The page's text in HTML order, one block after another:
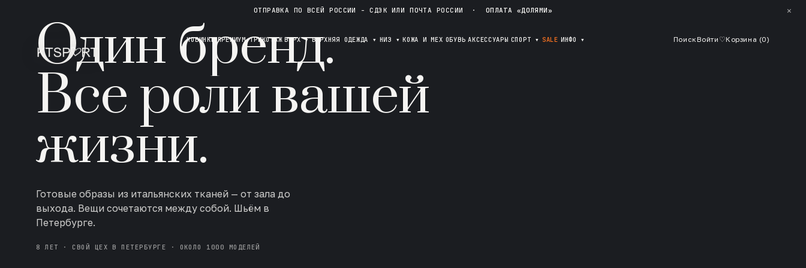
ОТПРАВКА ПО ВСЕЙ РОССИИ - СДЭК ИЛИ ПОЧТА РОССИИ · ОПЛАТА «ДОЛЯМИ» ✕
НОВИНКИ ПРЕМИУМ ТРИКОТАЖ ВЕРХ▾ ВЕРХНЯЯ ОДЕЖДА ▾ НИЗ ▾ КОЖА И МЕХ ОБУВЬ АКСЕССУАРЫ СПОРТ ▾ SALE ИНФО ▾ ПоискВойти ♡Корзина (0)
Один бренд.
Все роли вашей
жизни.
Готовые образы из итальянских тканей — от зала до
выхода. Вещи сочетаются между собой. Шьём в
Петербурге.
8 ЛЕТ · СВОЙ ЦЕХ В ПЕТЕРБУРГЕ · ОКОЛО 1000 МОДЕЛЕЙ